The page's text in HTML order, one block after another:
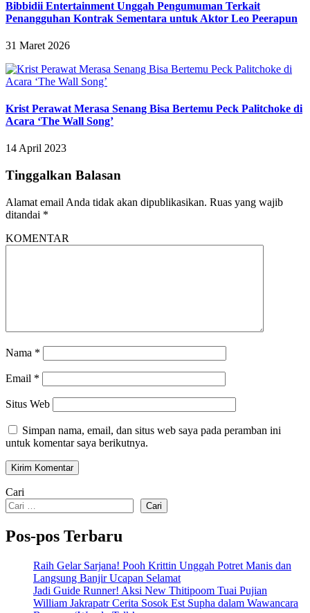
Bibbidii Entertainment Unggah Pengumuman Terkait
Penangguhan Kontrak Sementara untuk Aktor Leo Peerapun
31 Maret 2026
Krist Perawat Merasa Senang Bisa Bertemu Peck Palitchoke di
Acara ‘The Wall Song’
14 April 2023
Tinggalkan Balasan
Alamat email Anda tidak akan dipublikasikan. Ruas yang wajib
ditandai *
KOMENTAR
Nama *
Email *
Situs Web
Simpan nama, email, dan situs web saya pada peramban ini
untuk komentar saya berikutnya.
Cari
Cari
Pos-pos Terbaru
Raih Gelar Sarjana! Pooh Krittin Unggah Potret Manis dan
Langsung Banjir Ucapan Selamat
Jadi Guide Runner! Aksi New Thitipoom Tuai Pujian
William Jakrapatr Cerita Sosok Est Supha dalam Wawancara